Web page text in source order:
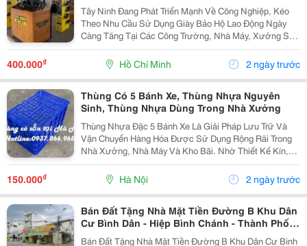
Tây Ninh Đang Phát Triển Mạnh Về Công Nghiệp, Kéo
Theo Nhu Cầu Sử Dụng Giày Bảo Hộ Lao Động Ngày
Càng Tăng Tại Các Công Trường, Nhà Máy, Xưởng Sản
Xuất Và Cả Lao Động Tự Do. Không Chỉ Giúp Đảm Bảo
An Toàn Khi Làm Việc, Giày Bảo Hộ Còn Góp Phần
Nâng...
400.000₫ Hồ Chí Minh 2 ngày trước
Thùng Có 5 Bánh Xe, Thùng Nhựa Nguyên
Sinh, Thùng Nhựa Dùng Trong Nhà Xưởng
Thùng Nhựa Đặc 5 Bánh Xe Là Giải Pháp Lưu Trữ Và
Vận Chuyển Hàng Hóa Được Sử Dụng Rộng Rãi Trong
Nhà Xưởng, Nhà Máy Và Kho Bãi. Nhờ Thiết Kế Kín,
Chắc Chắn Và Có Bánh Xe Di Chuyển Linh Hoạt, Sản
Phẩm Phù Hợp Với Nhiều Mục Đích Khác Nhau. Một Số
150.000₫ Hà Nội 2 ngày trước
Bán Đất Tặng Nhà Mặt Tiền Đường B Khu Dân
Cư Bình Dân - Hiệp Bình Chánh - Thành Phố
Thủ Đức
Bán Đất Tặng Nhà Mặt Tiền Đường B Khu Dân Cư Bình